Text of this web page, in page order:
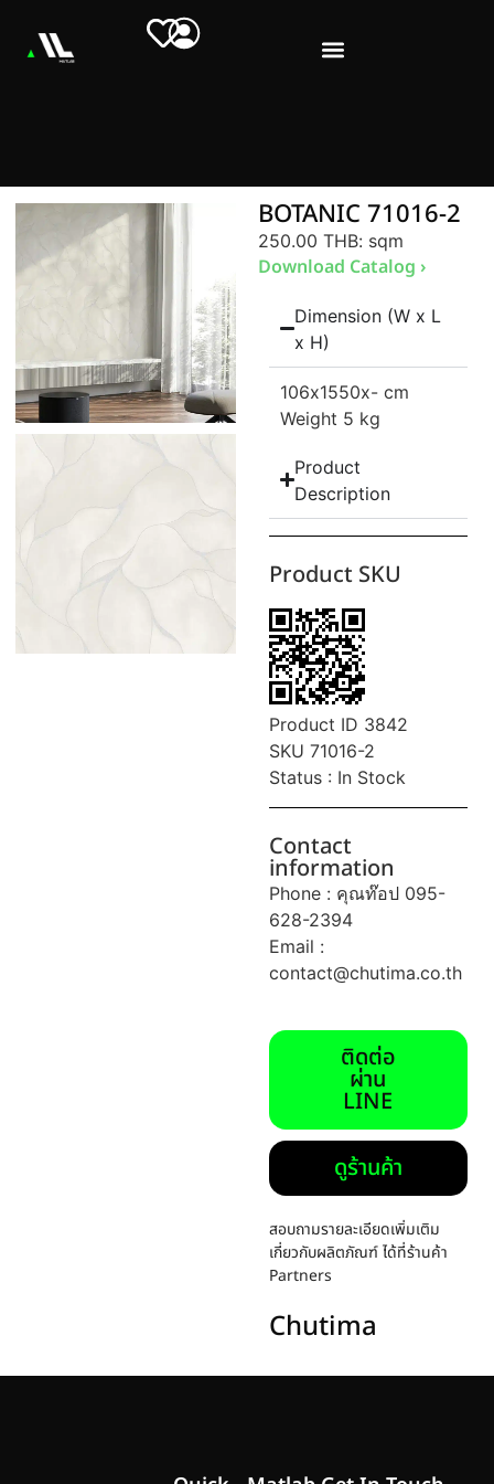
BOTANIC 71016-2
250.00 THB: sqm
Download Catalog ›
Dimension (W x L
x H)
106x1550x- cm
Weight 5 kg
Product
Description
Product SKU
Product ID 3842
SKU 71016-2
Status : In Stock
Contact
information
Phone : คุณท๊อป 095-
628-2394
Email :
contact@chutima.co.th
ติดต่อ
ผ่าน
LINE
ดูร้านค้า
สอบถามรายละเอียดเพิ่มเติม
เกี่ยวกับผลิตภัณฑ์ ได้ที่ร้านค้า
Partners
Chutima